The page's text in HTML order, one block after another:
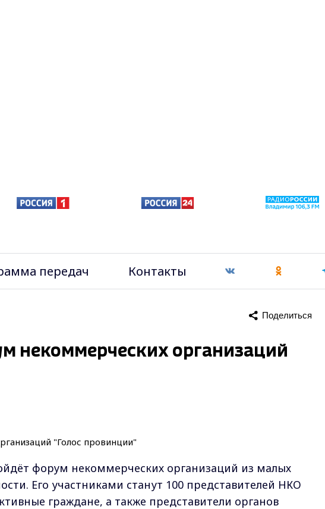
передач Контакты
Поделиться
некоммерческих организаций
форум некоммерческих организаций из малых
Его участниками станут 100 представителей НКО
граждане, а также представители органов